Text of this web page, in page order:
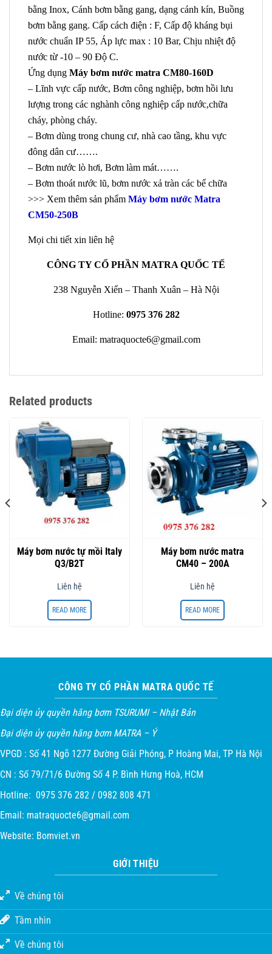
bằng Inox, Cánh bơm bằng gang, dạng cánh kín, Buồng
bơm bằng gang. Cấp cách điện : F, Cấp độ kháng bụi
nước chuẩn IP 55, Áp lực max : 10 Bar, Chịu nhiệt độ
nước từ -10 – 90 Độ C.
Ứng dụng Máy bơm nước matra CM80-160D
– Lĩnh vực cấp nước, Bơm công nghiệp, bơm hồi lưu
lượng trong các nghành công nghiệp cấp nước,chữa
cháy, phòng cháy.
– Bơm dùng trong chung cư, nhà cao tầng, khu vực
đông dân cư…….
– Bơm nước lò hơi, Bơm làm mát…….
– Bơm thoát nước lũ, bơm nước xả tràn các bể chữa
>>> Xem thêm sản phẩm Máy bơm nước Matra
CM50-250B
Mọi chi tiết xin liên hệ
CÔNG TY CỔ PHẦN MATRA QUỐC TẾ
238 Nguyễn Xiển – Thanh Xuân – Hà Nội
Hotline: 0975 376 282
Email: matraquocte6@gmail.com
Related products
Máy bơm nước tự mồi Italy
Q3/B2T
Liên hệ
READ MORE
Máy bơm nước matra
CM40 – 200A
Liên hệ
READ MORE
CÔNG TY CỔ PHẦN MATRA QUỐC TẾ
Đại diện ủy quyền hãng bơm TSURUMI – Nhật Bản
Đại diện ủy quyền hãng bơm MATRA – Ý
VPGD : Số 41 Ngõ 1277 Đường Giải Phóng, P Hoàng Mai, TP Hà Nội
CN : Số 79/71/6 Đường Số 4 P. Bình Hưng Hoà, HCM
Hotline: 0975 376 282 / 0982 808 471
Email: matraquocte6@gmail.com
Website: Bomviet.vn
GIỚI THIỆU
Về chúng tôi
Tầm nhìn
Về chúng tôi